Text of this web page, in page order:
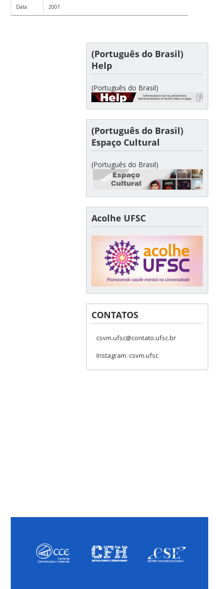
Data: 2007
(Português do Brasil)
Help
(Português do Brasil)
(Português do Brasil)
Espaço Cultural
(Português do Brasil)
Acolhe UFSC
CONTATOS
csvm.ufsc@contato.ufsc.br
Instagram: csvm.ufsc